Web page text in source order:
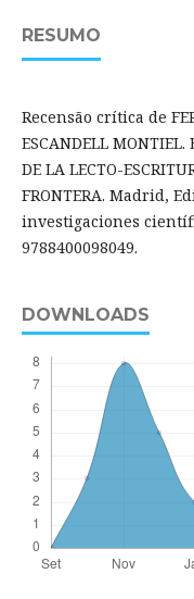
RESUMO
Recensão crítica de
ESCANDELL MONTIEL.
DE LA LECTO-
FRONTERA. Madrid,
investigaciones
9788400098049.
DOWNLOADS